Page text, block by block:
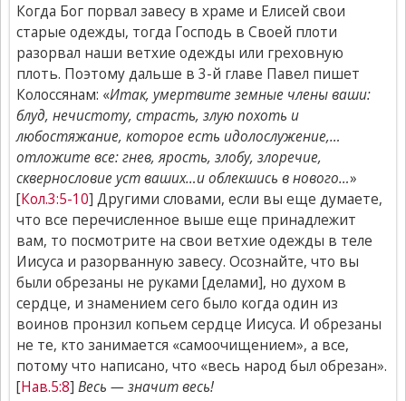
Когда Бог порвал завесу в храме и Елисей свои
старые одежды, тогда Господь в Своей плоти
разорвал наши ветхие одежды или греховную
плоть. Поэтому дальше в 3-й главе Павел пишет
Колоссянам: «Итак, умертвите земные члены ваши:
блуд, нечистоту, страсть, злую похоть и
любостяжание, которое есть идолослужение,…
отложите все: гнев, ярость, злобу, злоречие,
сквернословие уст ваших…и облекшись в нового…»
[Кол.3:5-10] Другими словами, если вы еще думаете,
что все перечисленное выше еще принадлежит
вам, то посмотрите на свои ветхие одежды в теле
Иисуса и разорванную завесу. Осознайте, что вы
были обрезаны не руками [делами], но духом в
сердце, и знамением сего было когда один из
воинов пронзил копьем сердце Иисуса. И обрезаны
не те, кто занимается «самоочищением», а все,
потому что написано, что «весь народ был обрезан».
[Нав.5:8] Весь — значит весь!